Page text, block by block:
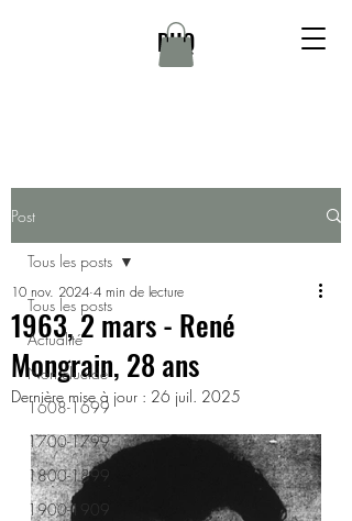
DHQ
Post
Tous les posts
Actualité
Non élucidé
1608-1699
1700-1799
1800-1899
1900-1909
Tous les posts
1963, 2 mars - René
Mongrain, 28 ans
10 nov. 2024 4 min de lecture
Dernière mise à jour : 26 juil. 2025